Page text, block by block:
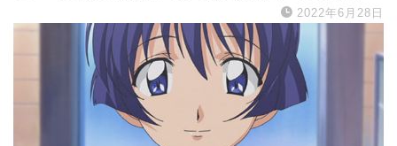
2022年6月28日